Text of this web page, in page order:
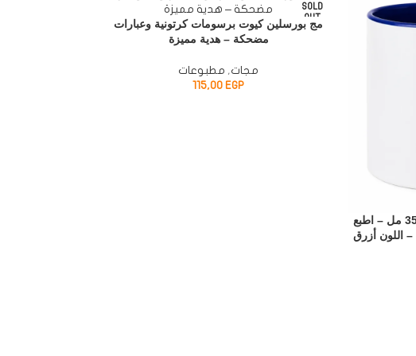
مج بورسلين للطباعة سبلميشن 350 مل – اطبع
اللون أزرق
SOLD
OUT
مج بورسلين كيوت برسومات كرتونية وعبارات
مضحكة – هدية مميزة
مجات , مطبوعات
115,00EGP